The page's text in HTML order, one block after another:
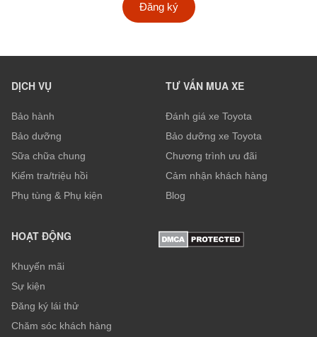
Đăng ký
DỊCH VỤ
Bảo hành
Bảo dưỡng
Sữa chữa chung
Kiểm tra/triệu hồi
Phụ tùng & Phụ kiện
TƯ VẤN MUA XE
Đánh giá xe Toyota
Bảo dưỡng xe Toyota
Chương trình ưu đãi
Cảm nhận khách hàng
Blog
HOẠT ĐỘNG
Khuyến mãi
Sự kiện
Đăng ký lái thử
Chăm sóc khách hàng